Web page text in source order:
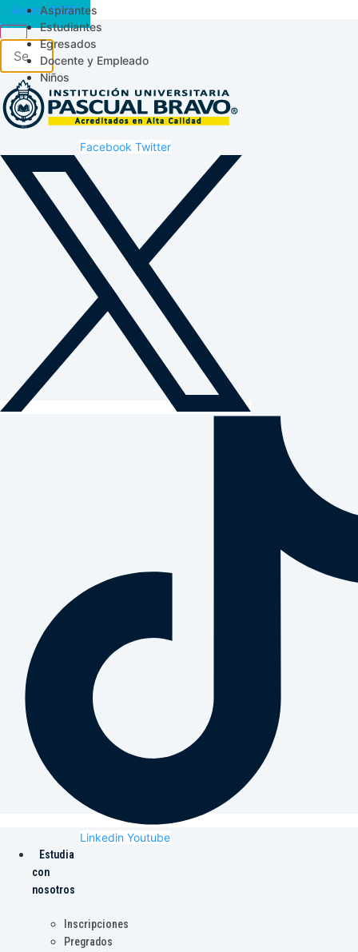
Aspirantes
Estudiantes
Egresados
Docente y Empleado
Niños
Acceso SICAU
Facebook Twitter
Linkedin Youtube
Estudia
con
nosotros
Inscripciones
Pregrados